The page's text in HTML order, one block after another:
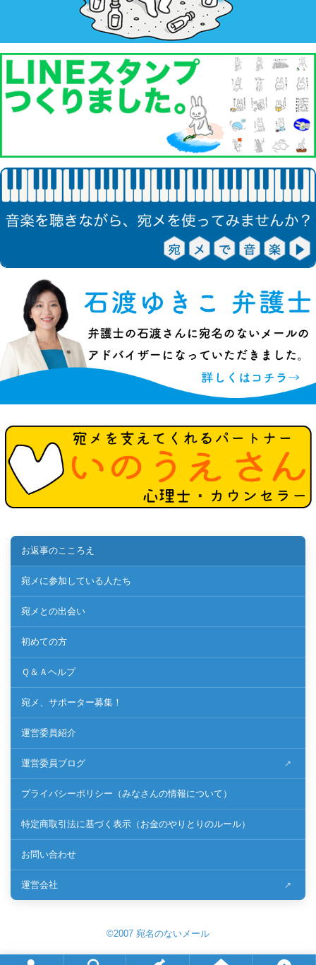
お返事のこころえ
宛メに参加している人たち
宛メとの出会い
初めての方
Ｑ＆Ａヘルプ
宛メ、サポーター募集！
運営委員紹介
運営委員ブログ
プライバシーポリシー（みなさんの情報について）
特定商取引法に基づく表示（お金のやりとりのルール）
お問い合わせ
運営会社
©2007 宛名のないメール